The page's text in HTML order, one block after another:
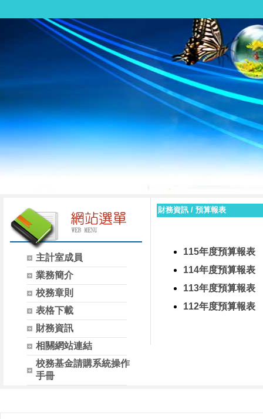
主計室成員
業務簡介
校務章則
表格下載
財務資訊
相關網站連結
校務基金請購系統操作
手冊
財務資訊 / 預算報表
115年度預算報表
114年度預算報表
113年度預算報表
112年度預算報表